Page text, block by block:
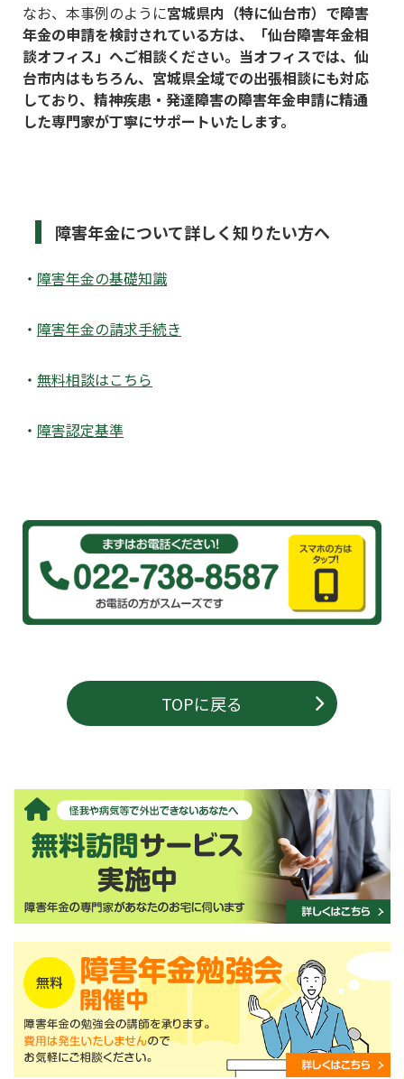
なお、本事例のように宮城県内（特に仙台市）で障害
年金の申請を検討されている方は、「仙台障害年金相
談オフィス」へご相談ください。当オフィスでは、仙
台市内はもちろん、宮城県全域での出張相談にも対応
しており、精神疾患・発達障害の障害年金申請に精通
した専門家が丁寧にサポートいたします。
障害年金について詳しく知りたい方へ
・ 障害年金の基礎知識
・ 障害年金の請求手続き
・ 無料相談はこちら
・ 障害認定基準
TOPに戻る